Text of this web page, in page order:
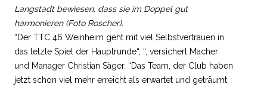
Langstadt bewiesen, dass sie im Doppel gut
harmonieren (Foto Roscher).
“Der TTC 46 Weinheim geht mit viel Selbstvertrauen in
das letzte Spiel der Hauptrunde“, “, versichert Macher
und Manager Christian Säger. “Das Team, der Club haben
jetzt schon viel mehr erreicht als erwartet und geträumt